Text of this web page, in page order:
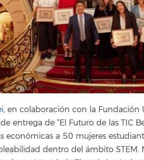
, en colaboración con la Fundación
entrega de “El Futuro de las TIC
económicas a 50 mujeres
dentro del ámbito STEM.